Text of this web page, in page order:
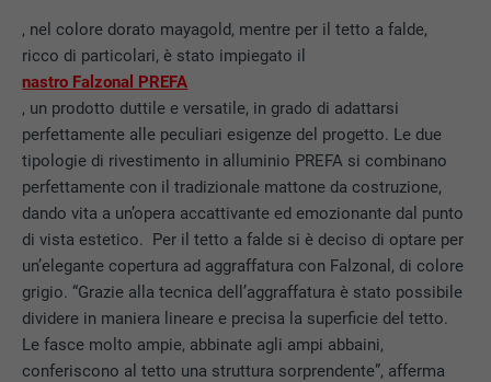
, nel colore dorato mayagold, mentre per il tetto a falde,
ricco di particolari, è stato impiegato il
nastro Falzonal PREFA
, un prodotto duttile e versatile, in grado di adattarsi
perfettamente alle peculiari esigenze del progetto. Le due
tipologie di rivestimento in alluminio PREFA si combinano
perfettamente con il tradizionale mattone da costruzione,
dando vita a un’opera accattivante ed emozionante dal punto
di vista estetico. Per il tetto a falde si è deciso di optare per
un’elegante copertura ad aggraffatura con Falzonal, di colore
grigio. “Grazie alla tecnica dell’aggraffatura è stato possibile
dividere in maniera lineare e precisa la superficie del tetto.
Le fasce molto ampie, abbinate agli ampi abbaini,
conferiscono al tetto una struttura sorprendente”, afferma